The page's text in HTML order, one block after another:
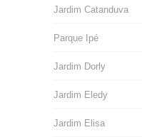
Jardim Catanduva
Parque Ipé
Jardim Dorly
Jardim Eledy
Jardim Elisa